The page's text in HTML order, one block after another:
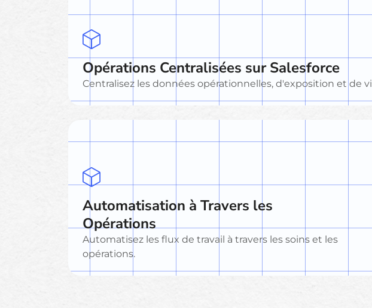
Opérations Centralisées sur Salesforce
Centralisez les données opérationnelles, d'exposition et de
Automatisation à Travers les
Opérations
Automatisez les flux de travail à travers les soins et les
opérations.